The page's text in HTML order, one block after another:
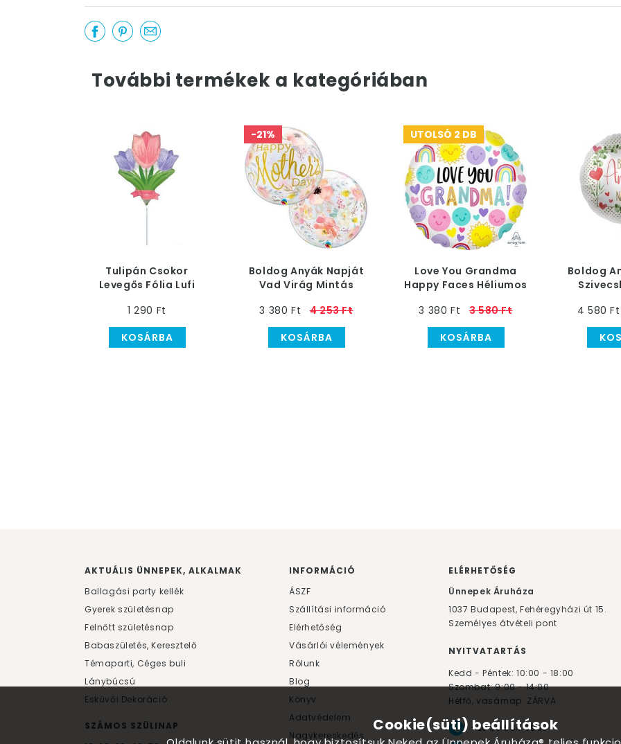
További termékek a kategóriában
Tulipán Csokor
Levegős Fólia Lufi
1 290 Ft
KOSÁRBA
-21%
Boldog Anyák Napját
Vad Virág Mintás
56 cm
3 380 Ft
4 253 Ft
KOSÁRBA
UTOLSÓ 2 DB
Love You Grandma
Happy Faces Héliumos
3 380 Ft
3 580 Ft
KOSÁRBA
Boldog
4 580 Ft
AKTUÁLIS ÜNNEPEK, ALKALMAK
Ballagási party kellék
Gyerek születésnap
Felnőtt születésnap
Babaszületés, Keresztelő
Témaparti, Céges buli
Lánybúcsú
Esküvői Dekoráció
SZÁMOS SZÜLINAP
INFORMÁCIÓ
ÁSZF
Szállítási információ
Elérhetőség
Vásárlói vélemények
Rólunk
Blog
Könyv
Adatvédelem
Nagykereskedés
ELÉRHETŐSÉG
Ünnepek Áruháza
1037 Budapest, Fehéregyházi út 15.
Személyes átvételi pont
NYITVATARTÁS
Kedd - Péntek: 10:00 - 18:00
Szombat: 9:00 - 14:00
Hétfő, vasárnap: ZÁRVA
+36 30 984 6955
Cookie(süti) beállítások